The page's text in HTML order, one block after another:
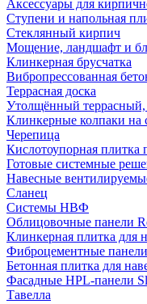
Аксессуары для
Ступени и напольная
Cтеклянный кирпич
Мощение, ландшафт и
Клинкерная брусчатка
Вибропрессованная
Террасная доска
Утолщённый
Клинкерные колпаки на
Черепица
Кислотоупорная
Готовые системные
Навесные
Сланец
Системы НВФ
Облицовочные панели
Клинкерная плитка для
Фиброцементные панели
Бетонная плитка для
Фасадные HPL-панели
Тавелла